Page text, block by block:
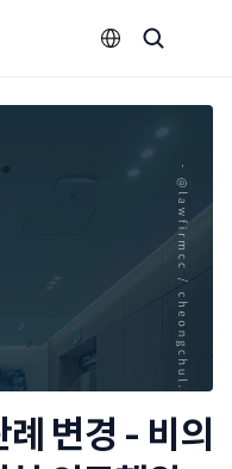
변경 - 비의
Select Language